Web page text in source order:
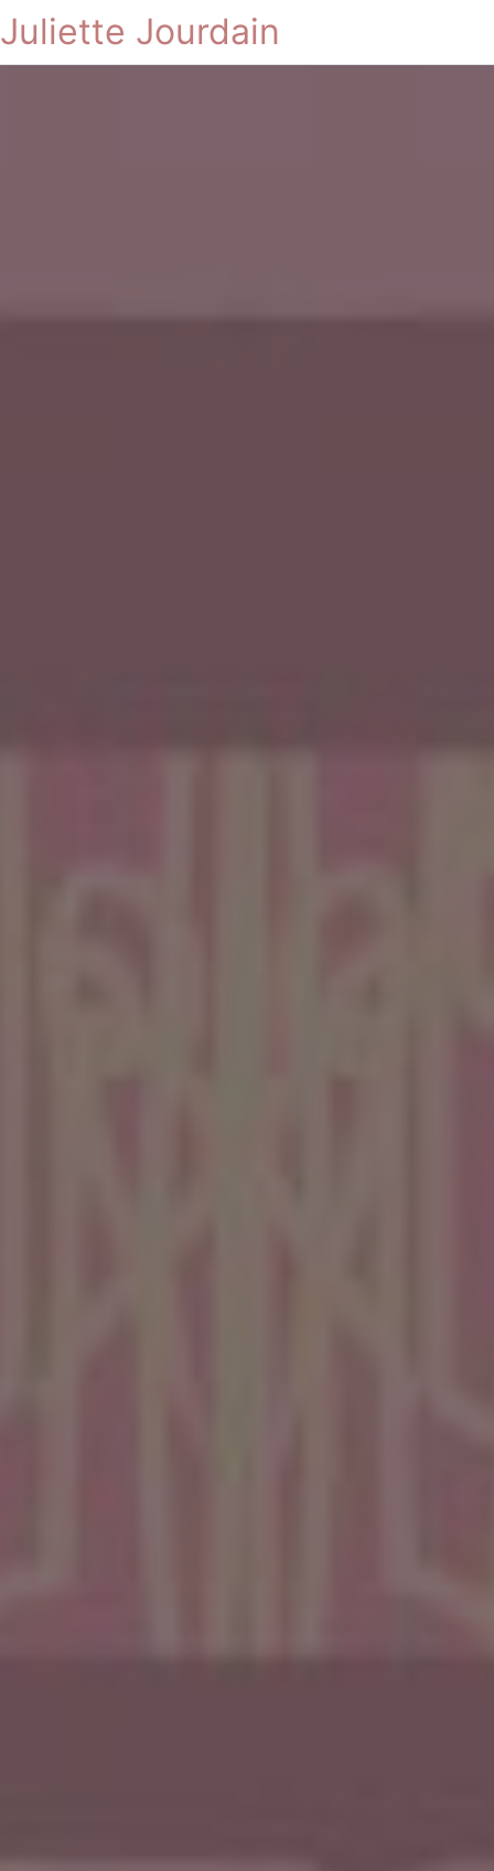
Juliette Jourdain